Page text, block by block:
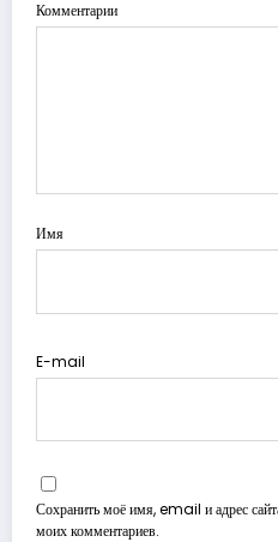
Комментарии
Имя
E-mail
Сохранить моё имя, email и адрес
моих комментариев.